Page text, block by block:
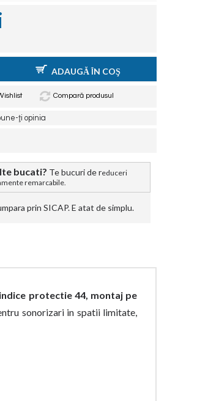
ADAUGĂ ÎN COŞ
Compară produsul
ţi opinia
bucati? Te bucuri de reduceri
remarcabile.
prin SICAP. E atat de simplu.
protectie 44, montaj pe
sonorizari in spatii limitate,